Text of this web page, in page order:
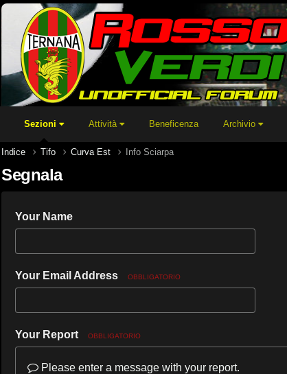
Sezioni Attività Beneficenza Archivio
Indice Tifo Curva Est Info Sciarpa
Segnala
Your Name
Your Email Address OBBLIGATORIO
Your Report OBBLIGATORIO
Please enter a message with your report.